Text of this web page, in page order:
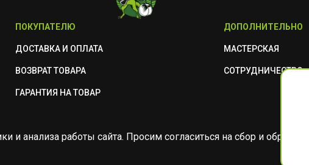
ПОКУПАТЕЛЮ
ДОСТАВКА И ОПЛАТА
ВОЗВРАТ ТОВАРА
ГАРАНТИЯ НА ТОВАР
ДОПОЛНИТЕЛЬНО
МАСТЕРСКАЯ
СОТРУДНИЧЕСТВО
и анализа работы сайта. Просим согласиться на сбор и